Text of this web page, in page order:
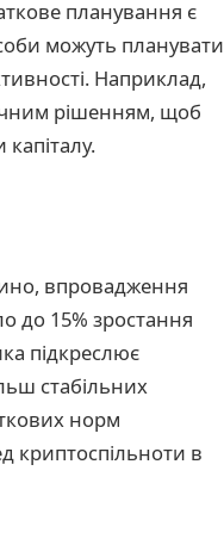
планування є
можуть планувати
Наприклад,
рішенням, щоб
впровадження
до 15% зростання
підкреслює
стабільних
норм
криптоспільноти в